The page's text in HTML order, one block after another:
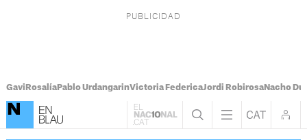
Gavi RosalíaPablo UrdangarinVictoria FedericaJordi RobirosaNacho